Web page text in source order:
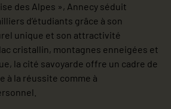
des Alpes », Annecy séduit
d’étudiants grâce à son
unique et son attractivité
cristallin, montagnes enneigées et
la cité savoyarde offre un cadre de
à la réussite comme à